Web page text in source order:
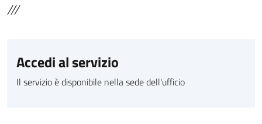
///
Accedi al servizio
Il servizio è disponibile nella sede dell'ufficio